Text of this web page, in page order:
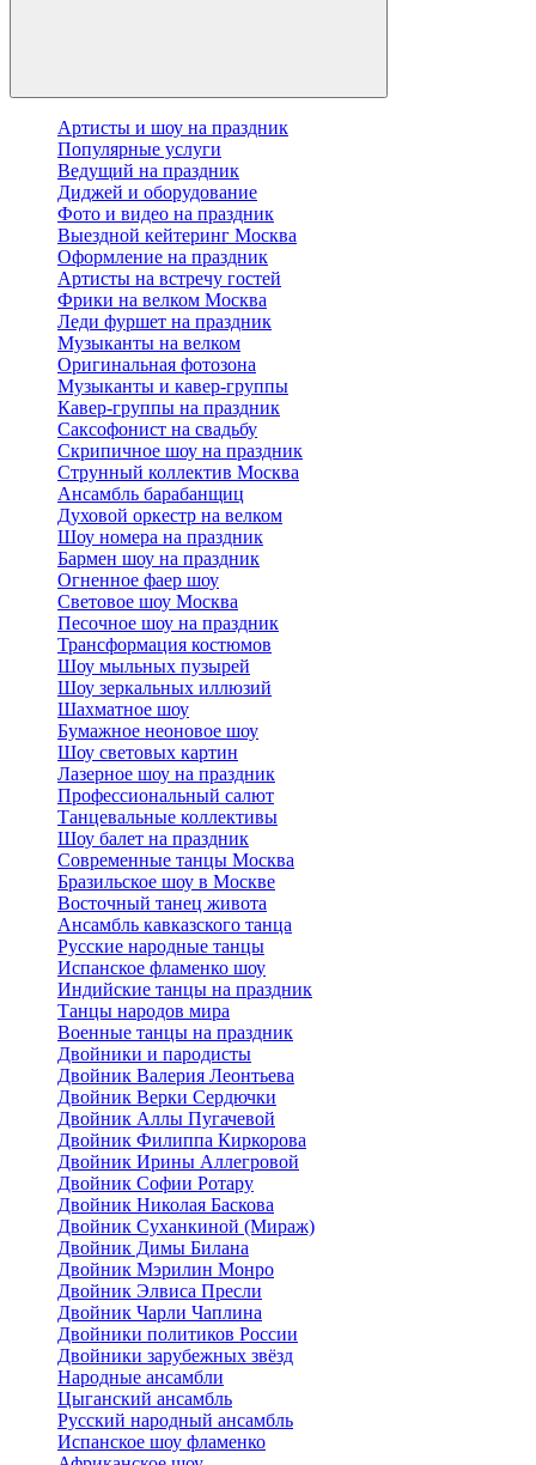
Артисты и шоу на праздник
Популярные услуги
Ведущий на праздник
Диджей и оборудование
Фото и видео на праздник
Выездной кейтеринг Москва
Оформление на праздник
Артисты на встречу гостей
Фрики на велком Москва
Леди фуршет на праздник
Музыканты на велком
Оригинальная фотозона
Музыканты и кавер-группы
Кавер-группы на праздник
Саксофонист на свадьбу
Скрипичное шоу на праздник
Струнный коллектив Москва
Ансамбль барабанщиц
Духовой оркестр на велком
Шоу номера на праздник
Бармен шоу на праздник
Огненное фаер шоу
Световое шоу Москва
Песочное шоу на праздник
Трансформация костюмов
Шоу мыльных пузырей
Шоу зеркальных иллюзий
Шахматное шоу
Бумажное неоновое шоу
Шоу световых картин
Лазерное шоу на праздник
Профессиональный салют
Танцевальные коллективы
Шоу балет на праздник
Современные танцы Москва
Бразильское шоу в Москве
Восточный танец живота
Ансамбль кавказского танца
Русские народные танцы
Испанское фламенко шоу
Индийские танцы на праздник
Танцы народов мира
Военные танцы на праздник
Двойники и пародисты
Двойник Валерия Леонтьева
Двойник Верки Сердючки
Двойник Аллы Пугачевой
Двойник Филиппа Киркорова
Двойник Ирины Аллегровой
Двойник Софии Ротару
Двойник Николая Баскова
Двойник Суханкиной (Мираж)
Двойник Димы Билана
Двойник Мэрилин Монро
Двойник Элвиса Пресли
Двойник Чарли Чаплина
Двойники политиков России
Двойники зарубежных звёзд
Народные ансамбли
Цыганский ансамбль
Русский народный ансамбль
Испанское шоу фламенко